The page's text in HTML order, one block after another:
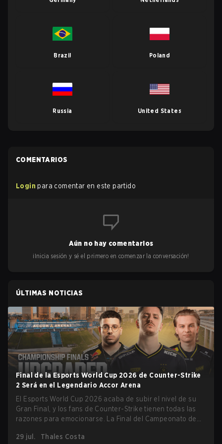
Brazil Poland
Russia United States
COMENTARIOS
Login para comentar en este partido
Aún no hay comentarios
¡Inicia sesión y sé el primero en comenzar la conversación!
ÚLTIMAS NOTICIAS
Final de la Esports World Cup 2026 de Counter-Strike
2 Será en el Legendario Accor Arena
El Esports World Cup 2026 acaba de subir el nivel de su
Gran Final, y los fans de Counter-Strike tienen todas las
razones para emocionarse. La Final del Campeonato de
histórico Accor Arena de París, marcando el capítulo final
29 jul. Thales Costa